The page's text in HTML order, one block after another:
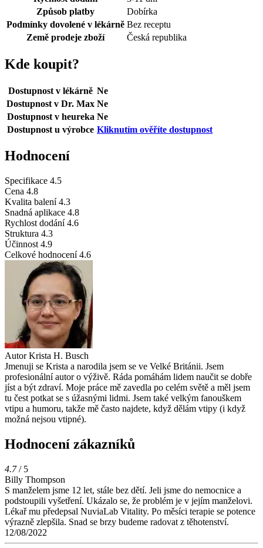
Způsob platby
Dobírka
Podmínky dovolené v lékárně Bez receptu
Země prodeje zboží
Česká republika
Kde koupit?
Dostupnost v lékárně Ne
Dostupnost v Dr. Max Ne
Dostupnost v heureka Ne
Dostupnost u výrobce Kliknutím ověříte dostupnost
Hodnocení
Specifikace 4.5
Cena 4.8
Kvalita balení 4.3
Snadná aplikace 4.8
Rychlost dodání 4.6
Struktura 4.3
Účinnost 4.9
Celkové hodnocení 4.6
Autor Krista H. Busch
Jmenuji se Krista a narodila jsem se ve Velké Británii. Jsem
profesionální autor o výživě. Ráda pomáhám lidem naučit se dobře
jíst a být zdraví. Moje práce mě zavedla po celém světě a měl jsem
tu čest potkat se s úžasnými lidmi. Jsem také velkým fanouškem
vtipu a humoru, takže mě často najdete, když dělám vtipy (i když
možná nejsou vtipné).
Hodnocení zákazníků
4.7/ 5
Billy Thompson
S manželem jsme 12 let, stále bez dětí. Jeli jsme do nemocnice a
podstoupili vyšetření. Ukázalo se, že problém je v jejím manželovi.
Lékař mu předepsal NuviaLab Vitality. Po měsíci terapie se potence
výrazně zlepšila. Snad se brzy budeme radovat z těhotenství.
12/08/2022